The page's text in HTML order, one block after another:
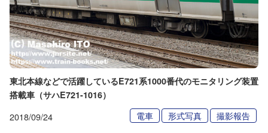
東北本線などで活躍しているE721系1000番代のモニタリング装置
搭載車（サハE721-1016）
2018/09/24 電車 形式写真 撮影報告